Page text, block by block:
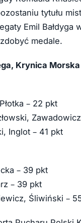
tytułu
Emil
medale.
Krynica
– 22 pkt
Inglot – 41 pkt
– 39 pkt
– 39 pkt
Śliwiński –